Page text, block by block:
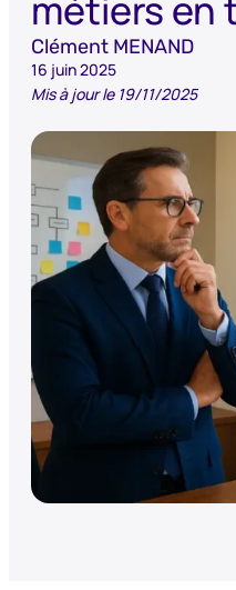
Clément MENAND
16 juin 2025
Mis à jour le 19/11/2025